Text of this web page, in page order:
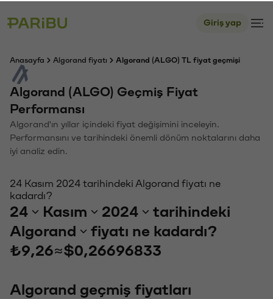
Giriş yap
Anasayfa Algorand fiyatı Algorand (ALGO) TL fiyat geçmişi
Algorand (ALGO) Geçmiş Fiyat
Performansı
Algorand'ın yıllar içindeki fiyat değişimini inceleyin.
Performansını ve tarihindeki önemli dönüm noktalarını daha
iyi analiz edin.
24 Kasım 2024 tarihindeki Algorand fiyatı ne
kadardı?
24 Kasım 2024
tarihindeki
Algorand
fiyatı ne kadardı?
₺9,26≈$0,26696833
Algorand geçmiş fiyatları